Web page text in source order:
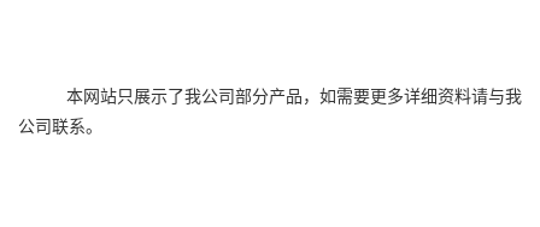
本网站只展示了我公司部分产品，如需要更多详细资料请与我
公司联系。